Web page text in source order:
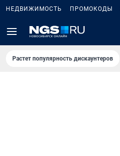
НЕДВИЖИМОСТЬ ПРОМОКОДЫ
Растет популярность дискаунтеров